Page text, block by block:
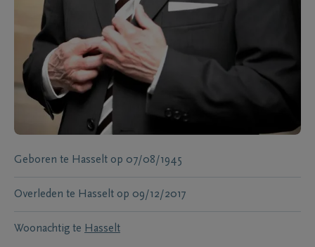
Geboren te Hasselt op 07/08/1945
Overleden te Hasselt op 09/12/2017
Woonachtig te Hasselt